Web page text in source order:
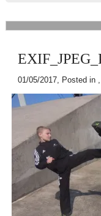
01/05/2017, Posted in ,